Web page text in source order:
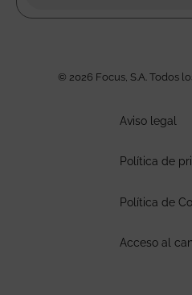
© 2026 Focus, S.A. Todos
Aviso legal
Política de
Política de
Acceso al